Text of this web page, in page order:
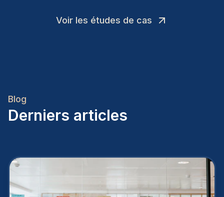
Voir les études de cas
Blog
Derniers articles